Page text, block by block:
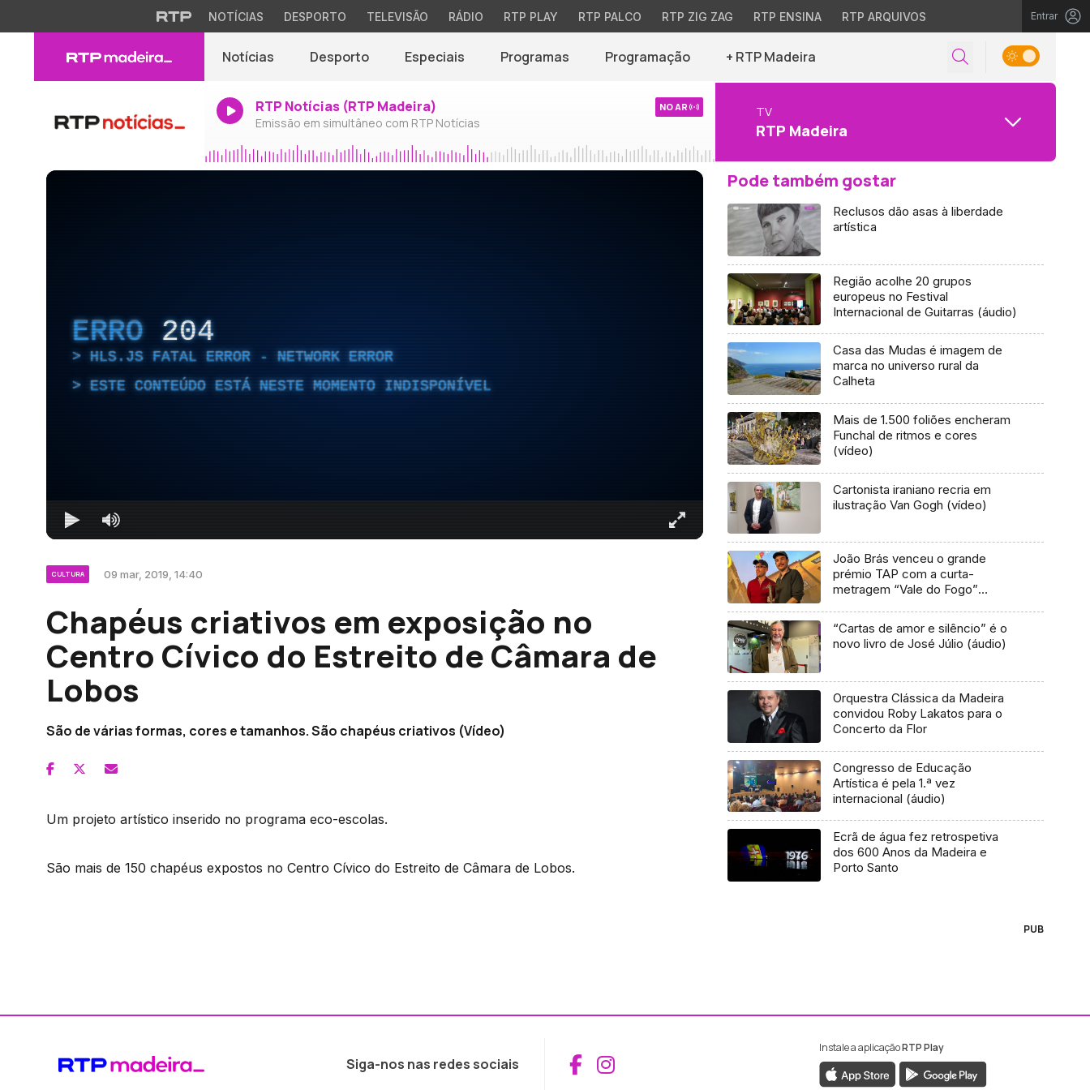
NOTÍCIAS DESPORTO TELEVISÃO RÁDIO RTP PLAY RTP PALCO RTP ZIG ZAG RTP ENSINA RTP ARQUIVOS Entrar
Notícias Desporto Especiais Programas Programação + RTP Madeira
RTP Notícias (RTP Madeira)
Emissão em simultâneo com RTP Notícias
NO AR TV
RTP Madeira
ERRO 204
HLS.JS FATAL ERROR - NETWORK ERROR
ESTE CONTEÚDO ESTÁ NESTE MOMENTO INDISPONÍVEL
CULTURA 09 mar, 2019, 14:40
Chapéus criativos em exposição no
Centro Cívico do Estreito de Câmara de
Lobos
São de várias formas, cores e tamanhos. São chapéus criativos (Vídeo)
Um projeto artístico inserido no programa eco-escolas.
São mais de 150 chapéus expostos no Centro Cívico do Estreito de Câmara de Lobos.
Pode também gostar
Reclusos dão asas à liberdade
artística
Região acolhe 20 grupos
europeus no Festival
Internacional de Guitarras (áudio)
Casa das Mudas é imagem de
marca no universo rural da
Calheta
Mais de 1.500 foliões encheram
Funchal de ritmos e cores
(vídeo)
Cartonista iraniano recria em
ilustração Van Gogh (vídeo)
João Brás venceu o grande
prémio TAP com a curta-
metragem “Vale do Fogo”
“Cartas de amor e silêncio” é o
novo livro de José Júlio (áudio)
Orquestra Clássica da Madeira
convidou Roby Lakatos para o
Concerto da Flor
Congresso de Educação
Artística é pela 1.ª vez
internacional (áudio)
Ecrã de água fez retrospetiva
dos 600 Anos da Madeira e
Porto Santo
PUB
Siga-nos nas redes sociais Aceder ao Facebook da RTP Madeira
Aceder ao Instagram da RTP Madeira
Instale a aplicaçãoRTP Play